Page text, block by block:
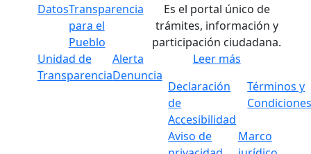
DatosTransparencia
para el
Pueblo
Unidad de
Transparencia
Alerta
Denuncia
Es el portal único de
trámites, información y
participación ciudadana.
Leer más
Declaración
de
Accesibilidad
Términos y
Aviso de
Marco